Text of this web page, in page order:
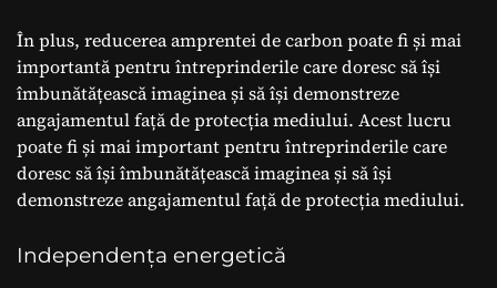
În plus, reducerea amprentei de carbon poate fi și mai
importantă pentru întreprinderile care doresc să își
îmbunătățească imaginea și să își demonstreze
angajamentul față de protecția mediului. Acest lucru
poate fi și mai important pentru întreprinderile care
doresc să își îmbunătățească imaginea și să își
demonstreze angajamentul față de protecția mediului.
Independența energetică